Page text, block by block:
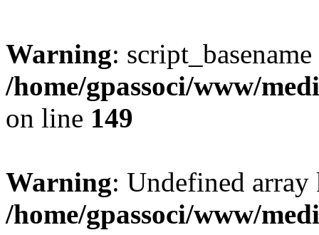
Warning:
/home/gpassoci/www/
on line 149
Warning: Undefined
/home/gpassoci/www/